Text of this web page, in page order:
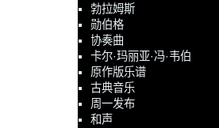
勃拉姆斯
勋伯格
协奏曲
卡尔·玛丽亚·冯·韦伯
原作版乐谱
古典音乐
周一发布
和声